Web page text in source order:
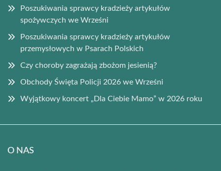
Poszukiwania sprawcy kradzieży artykułów
spożywczych we Wrześni
Poszukiwania sprawcy kradzieży artykułów
przemysłowych w Psarach Polskich
Czy choroby zagrażają zbożom jesienią?
Obchody Święta Policji 2026 we Wrześni
Wyjątkowy koncert „Dla Ciebie Mamo” w 2026 roku
O NAS